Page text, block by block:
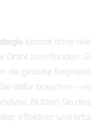
kommt ohne
Draht zum Kunden:
die gezielte
dafür brauchen –
Nutzen Sie
effektiver und